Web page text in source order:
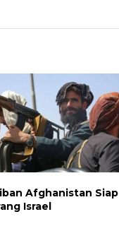
Afghanistan Siap
Israel